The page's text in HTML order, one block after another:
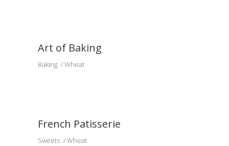
Art of Baking
Baking Wheat
French Patisserie
Sweets Wheat